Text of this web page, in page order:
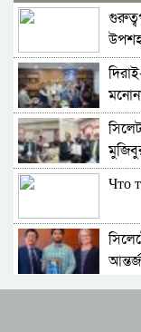
বন্ধ
Что